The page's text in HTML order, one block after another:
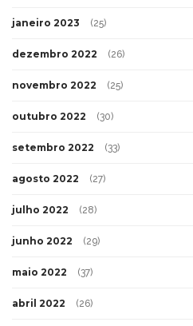
janeiro 2023 (25)
dezembro 2022 (26)
novembro 2022 (25)
outubro 2022 (30)
setembro 2022 (33)
agosto 2022 (27)
julho 2022 (28)
junho 2022 (29)
maio 2022 (37)
abril 2022 (26)